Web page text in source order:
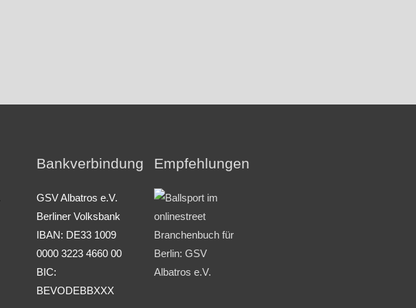
Bankverbindung
GSV Albatros e.V.
Berliner Volksbank
IBAN: DE33 1009
0000 3223 4660 00
BIC:
BEVODEBBXXX
Empfehlungen